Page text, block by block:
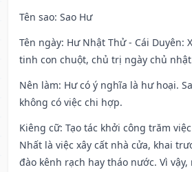
Tên sao: Sao Hư
Tên ngày: Hư Nhật Thử - Cái Duyên:
tinh con chuột, chủ trị ngày chủ
Nên làm: Hư có ý nghĩa là hư hoại.
không có việc chi hợp.
Kiêng cữ: Tạo tác khởi công trăm
Nhất là việc xây cất nhà cửa, khai
đào kênh rạch hay tháo nước. Vì